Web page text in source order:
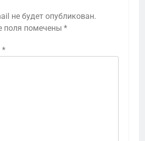
не будет опубликован.
поля помечены *
*